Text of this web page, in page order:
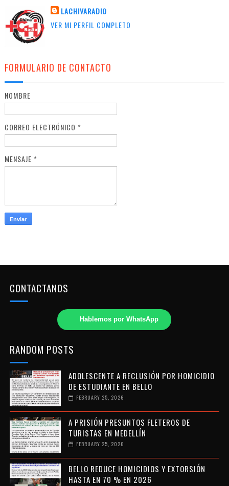
LACHIVARADIO
VER MI PERFIL COMPLETO
FORMULARIO DE CONTACTO
NOMBRE
CORREO ELECTRÓNICO *
MENSAJE *
CONTACTANOS
Hablemos por WhatsApp
RANDOM POSTS
ADOLESCENTE A RECLUSIÓN POR HOMICIDIO
DE ESTUDIANTE EN BELLO
FEBRUARY 25, 2026
A PRISIÓN PRESUNTOS FLETEROS DE
TURISTAS EN MEDELLÍN
FEBRUARY 25, 2026
BELLO REDUCE HOMICIDIOS Y EXTORSIÓN
HASTA EN 70 % EN 2026